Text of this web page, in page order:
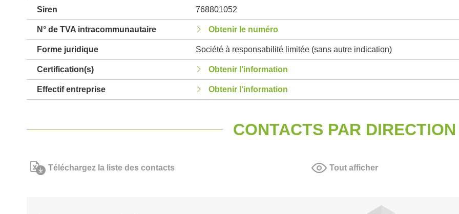
Siren 768801052
N° de TVA intracommunautaire Obtenir le numéro
Forme juridique Société à responsabilité limitée (sans autre indication)
Certification(s) Obtenir l'information
Effectif entreprise Obtenir l'information
CONTACTS PAR DIRECTION
Téléchargez la liste des contacts Tout afficher